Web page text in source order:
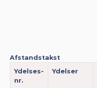
Afstandstakst
Ydelses-
nr.
Ydelser